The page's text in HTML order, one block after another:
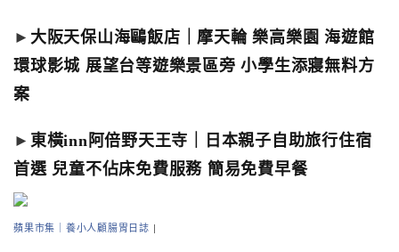
► 大阪天保山海鷗飯店｜摩天輪 樂高樂園 海遊館
環球影城 展望台等遊樂景區旁 小學生添寢無料方
案
► 東橫inn阿倍野天王寺｜日本親子自助旅行住宿
首選 兒童不佔床免費服務 簡易免費早餐
蘋果市集｜養小人顧腸胃日誌 |